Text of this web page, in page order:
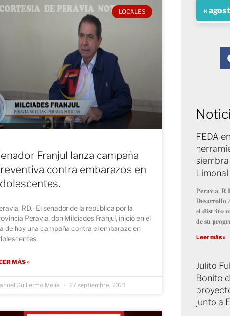
LOCALES
Franjul lanza campaña
contra embarazos en
RD.- El senador de la república por la
Peravia, don Milciades Franjul, inició en el
de hoy una campaña contra el embarazo en
MÁS »
Guillermo Mejía 27 septiembre, 2021
«
FEDA
siembra
Limonal
𝐏𝐞𝐫𝐚𝐯𝐢𝐚,
𝐞𝐥
𝐝𝐞 𝐬𝐮
Leer más »
Julito
Bonito
junto a